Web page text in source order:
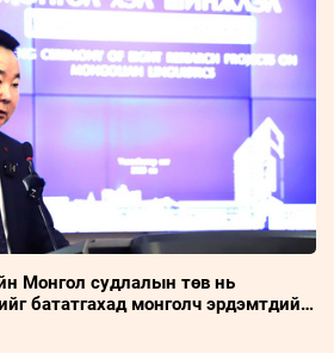
Монгол судлалын төв нь
бататгахад монголч эрдэмтдийн